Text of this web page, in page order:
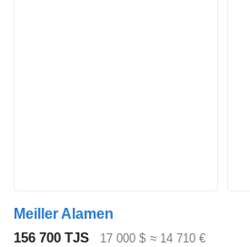
Meiller Alamen
156 700 TJS
17 000 $ ≈ 14 710 €